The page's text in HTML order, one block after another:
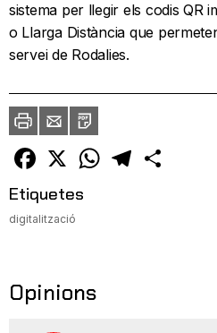
sistema per llegir els codis QR
o Llarga Distància que
servei de Rodalies.
ImprimirEnvia
un
amic
PDF
Facebook
X WhatsAppTelegram
Etiquetes
digitalització
Opinions